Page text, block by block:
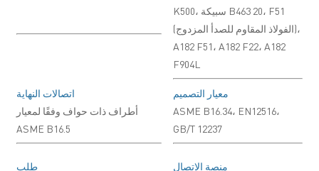
K500، سبيكة B463 20، F51
(الفولاذ المقاوم للصدأ المزدوج)،
A182 F51، A182 F22، A182
F904L
اتصالات النهاية
أطراف ذات حواف وفقًا لمعيار
ASME B16.5
معيار التصميم
ASME B16.34، EN12516،
GB/T 12237
طلب
منصة الاتصال